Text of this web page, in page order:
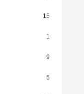
15
1
9
5